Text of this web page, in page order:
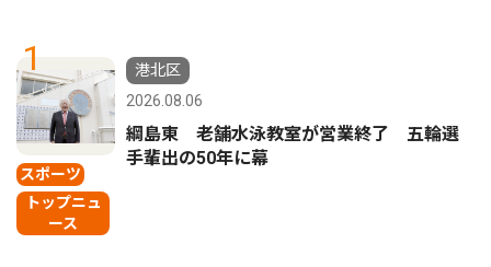
1
スポーツ
トップニュ
ース
港北区
2026.08.06
綱島東 老舗水泳教室が営業終了 五輪選
手輩出の50年に幕